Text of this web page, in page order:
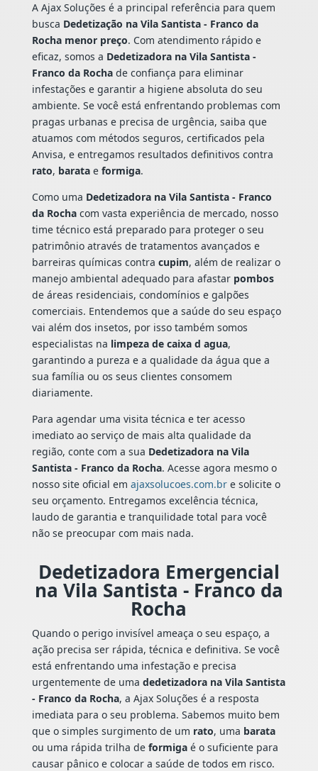
A Ajax Soluções é a principal referência para quem
busca Dedetização na Vila Santista - Franco da
Rocha menor preço. Com atendimento rápido e
eficaz, somos a Dedetizadora na Vila Santista -
Franco da Rochade confiança para eliminar
infestações e garantir a higiene absoluta do seu
ambiente. Se você está enfrentando problemas com
pragas urbanas e precisa de urgência, saiba que
atuamos com métodos seguros, certificados pela
Anvisa, e entregamos resultados definitivos contra
rato, baratae formiga.
Como uma Dedetizadora na Vila Santista - Franco
da Rochacom vasta experiência de mercado, nosso
time técnico está preparado para proteger o seu
patrimônio através de tratamentos avançados e
barreiras químicas contra cupim, além de realizar o
manejo ambiental adequado para afastar pombos
de áreas residenciais, condomínios e galpões
comerciais. Entendemos que a saúde do seu espaço
vai além dos insetos, por isso também somos
especialistas na limpeza de caixa d agua,
garantindo a pureza e a qualidade da água que a
sua família ou os seus clientes consomem
diariamente.
Para agendar uma visita técnica e ter acesso
imediato ao serviço de mais alta qualidade da
região, conte com a sua Dedetizadora na Vila
Santista - Franco da Rocha. Acesse agora mesmo o
nosso site oficial em ajaxsolucoes.com.bre solicite o
seu orçamento. Entregamos excelência técnica,
laudo de garantia e tranquilidade total para você
não se preocupar com mais nada.
Dedetizadora Emergencial
na Vila Santista - Franco da
Rocha
Quando o perigo invisível ameaça o seu espaço, a
ação precisa ser rápida, técnica e definitiva. Se você
está enfrentando uma infestação e precisa
urgentemente de uma dedetizadora na Vila Santista
- Franco da Rocha, a Ajax Soluções é a resposta
imediata para o seu problema. Sabemos muito bem
que o simples surgimento de um rato, uma barata
ou uma rápida trilha de formigaé o suficiente para
causar pânico e colocar a saúde de todos em risco.